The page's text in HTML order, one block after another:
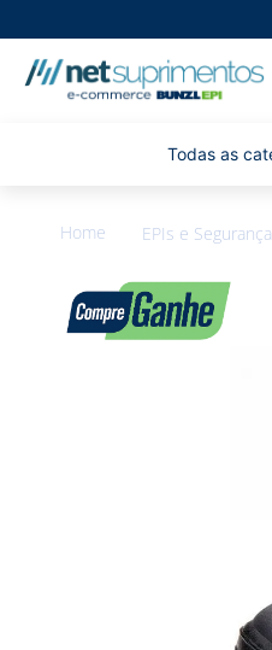
EPIs e Segurança